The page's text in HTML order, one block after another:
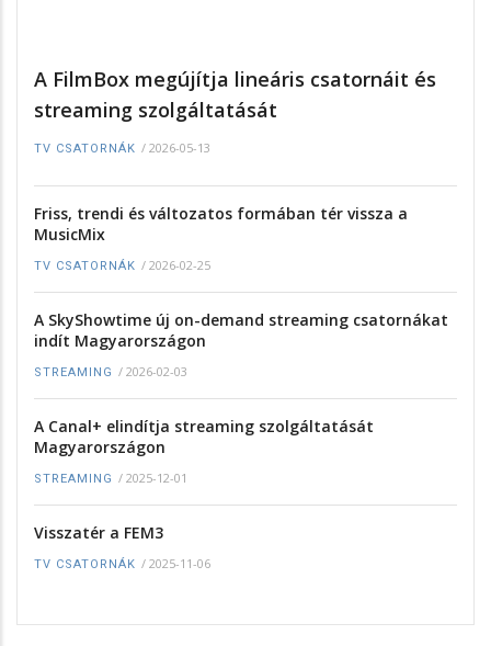
A FilmBox megújítja lineáris csatornáit és
streaming szolgáltatását
TV CSATORNÁK / 2026-05-13
Friss, trendi és változatos formában tér vissza a
MusicMix
TV CSATORNÁK / 2026-02-25
A SkyShowtime új on-demand streaming csatornákat
indít Magyarországon
STREAMING / 2026-02-03
A Canal+ elindítja streaming szolgáltatását
Magyarországon
STREAMING / 2025-12-01
Visszatér a FEM3
TV CSATORNÁK / 2025-11-06